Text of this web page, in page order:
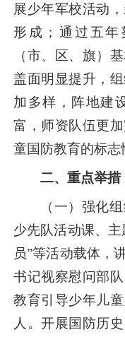
展少年军校活动
形成；通过五
（市、区、旗）
盖面明显提升，
加多样，阵地建
富，师资队伍更
童国防教育的标志
二、重点举措
（一）强化
少先队活动课、
员”等活动载体，
书记视察慰问部
教育引导少年儿
人。开展国防历